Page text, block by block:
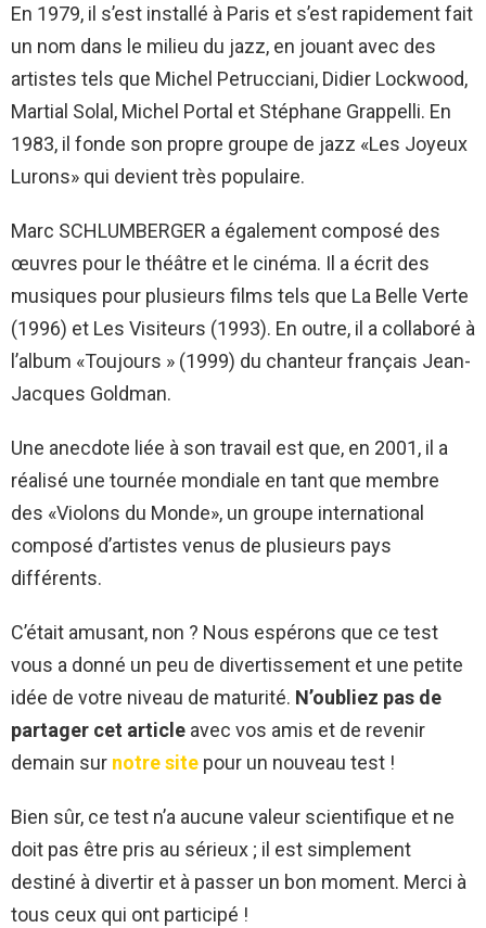
En 1979, il s’est installé à Paris et s’est rapidement fait
un nom dans le milieu du jazz, en jouant avec des
artistes tels que Michel Petrucciani, Didier Lockwood,
Martial Solal, Michel Portal et Stéphane Grappelli. En
1983, il fonde son propre groupe de jazz «Les Joyeux
Lurons» qui devient très populaire.
Marc SCHLUMBERGER a également composé des
œuvres pour le théâtre et le cinéma. Il a écrit des
musiques pour plusieurs films tels que La Belle Verte
(1996) et Les Visiteurs (1993). En outre, il a collaboré à
l’album «Toujours » (1999) du chanteur français Jean-
Jacques Goldman.
Une anecdote liée à son travail est que, en 2001, il a
réalisé une tournée mondiale en tant que membre
des «Violons du Monde», un groupe international
composé d’artistes venus de plusieurs pays
différents.
C’était amusant, non ? Nous espérons que ce test
vous a donné un peu de divertissement et une petite
idée de votre niveau de maturité. N’oubliez pas de
partager cet article avec vos amis et de revenir
demain sur notre site pour un nouveau test !
Bien sûr, ce test n’a aucune valeur scientifique et ne
doit pas être pris au sérieux ; il est simplement
destiné à divertir et à passer un bon moment. Merci à
tous ceux qui ont participé !